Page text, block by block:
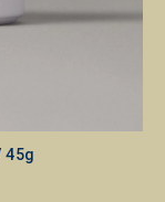
45g